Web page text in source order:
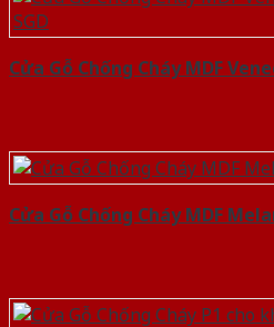
Cửa Gỗ Chống Cháy MDF
Cửa Gỗ Chống Cháy MDF